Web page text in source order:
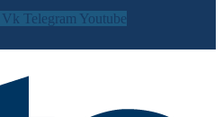
Vk Telegram Youtube